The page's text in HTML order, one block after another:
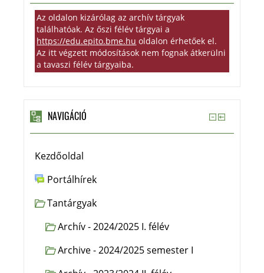
Az oldalon kizárólag az archív tárgyak
találhatóak. Az őszi félév tárgyai a
https://edu.epito.bme.hu oldalon érhetőek el.
Az itt végzett módosítások nem fognak átkerülni
a tavaszi félév tárgyaiba.
NAVIGÁCIÓ
Kezdőoldal
Portálhírek
Tantárgyak
Archív - 2024/2025 I. félév
Archive - 2024/2025 semester I